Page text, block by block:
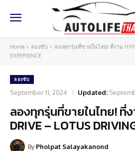
Home ลองขับ
ลองทุกรุ่นที่ขายในไทย! ที่งาน
EXPERIENCE
ลองขับ
September 11, 2024 Updated:
ลองทุกรุ่นที่ขายในไทย! ที่ง
DRIVE – LOTUS
By Pholpat Salayakanond